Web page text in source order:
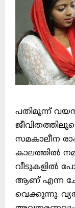
പതിമൂന്ന്
സമകാലീന
കാലത്തിൽ
വീടുകളിൽ
ആണ് എന്ന
വെക്കുന്നു.